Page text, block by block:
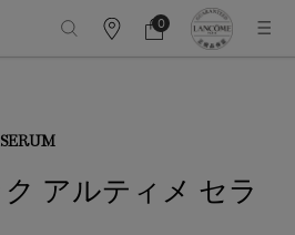
カ
カ
ー
0
0 カート内の製品
アルティメ セラ